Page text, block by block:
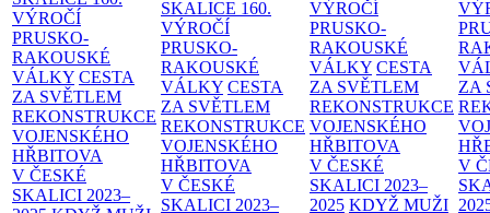
VÝROČÍ
PRUSKO-
RAKOUSKÉ
VÁLKY CESTA
ZA SVĚTLEM
REKONSTRUKCE
VOJENSKÉHO
HŘBITOVA
V ČESKÉ
SKALICI 2023–
SKALICE 160.
VÝROČÍ
PRUSKO-
RAKOUSKÉ
VÁLKY CESTA
ZA SVĚTLEM
REKONSTRUKCE
VOJENSKÉHO
HŘBITOVA
V ČESKÉ
SKALICI 2023–
VÝROČÍ
PRUSKO-
RAKOUSKÉ
VÁLKY CESTA
ZA SVĚTLEM
REKONSTRUKCE
VOJENSKÉHO
HŘBITOVA
V ČESKÉ
SKALICI 2023–
2025 KDYŽ MUŽI
ZA
V